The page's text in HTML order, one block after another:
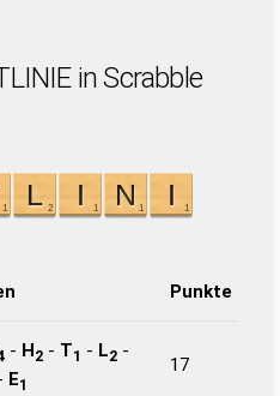
in Scrabble
Punkte
- H2 - T1 - L2 -
E1
17